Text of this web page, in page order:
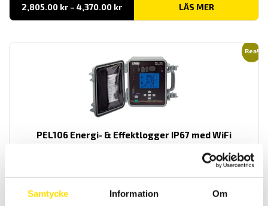
Samtycke Information Om
2,805.00 kr – 4,370.00 krPrisintervall:
till
LÄS MER
Rea!
PEL106 Energi- & Effektlogger IP67 med WiFi
TRMS effekt- och energilogger med inbyggd Wi-Fi samt SIM-korts
hållare, SD-kort, Bluetooth, USB, Ethernet kommunikation. Med 5-
spännings-och 4- för strömingångar. Upp till 8 analoga ingångar
kan anslutas dessutom med elmotortest.